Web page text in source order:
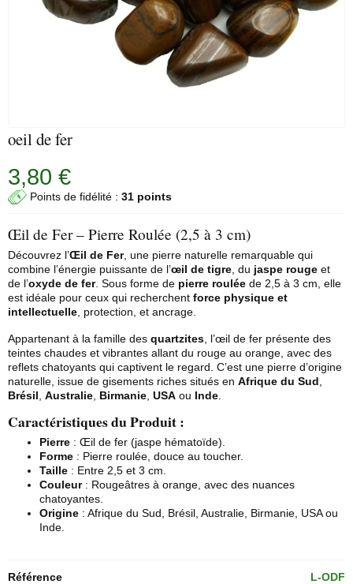
oeil de fer
3,80 €
Points de fidélité : 31 points
Œil de Fer – Pierre Roulée (2,5 à 3 cm)
Découvrez l’Œil de Fer, une pierre naturelle remarquable qui
combine l’énergie puissante de l’œil de tigre , du jaspe rouge et
de l’oxyde de fer. Sous forme de pierre roulée de 2,5 à 3 cm, elle
est idéale pour ceux qui recherchent force physique et
intellectuelle , protection, et ancrage.
Appartenant à la famille des quartzites , l’œil de fer présente des
teintes chaudes et vibrantes allant du rouge au orange, avec des
reflets chatoyants qui captivent le regard. C’est une pierre d’origine
naturelle, issue de gisements riches situés en Afrique du Sud
Brésil Australie Birmanie USA ou Inde
Caractéristiques du Produit :
Pierre : Œil de fer (jaspe hématoïde).
Forme : Pierre roulée, douce au toucher.
Taille : Entre 2,5 et 3 cm.
Couleur: Rougeâtres à orange, avec des nuances
chatoyantes.
Origine : Afrique du Sud, Brésil, Australie, Birmanie, USA ou
Inde.
Référence L-ODF